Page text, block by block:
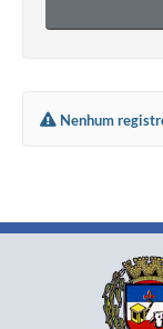
Nenhum